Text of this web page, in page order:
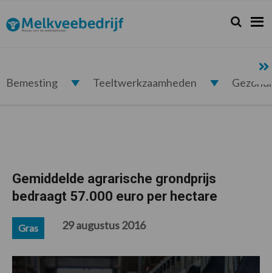
de
hoofdnavigatie
de
hoofd
de
eerste
de
voettekst
Melkveebedrijf.nl Zoeken...
Zoek
Bemesting Teeltwerkzaamheden
Gemiddelde agrarische grondprijs
bedraagt 57.000 euro per hectare
Gras 29 augustus 2016